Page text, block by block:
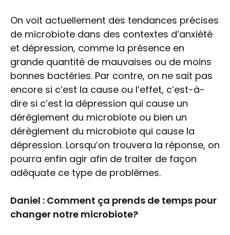
On voit actuellement des tendances précises
de microbiote dans des contextes d’anxiété
et dépression, comme la présence en
grande quantité de mauvaises ou de moins
bonnes bactéries. Par contre, on ne sait pas
encore si c’est la cause ou l’effet, c’est-à-
dire si c’est la dépression qui cause un
dérèglement du microbiote ou bien un
dérèglement du microbiote qui cause la
dépression. Lorsqu’on trouvera la réponse, on
pourra enfin agir afin de traiter de façon
adéquate ce type de problèmes.
Daniel : Comment ça prends de temps pour
changer notre microbiote?